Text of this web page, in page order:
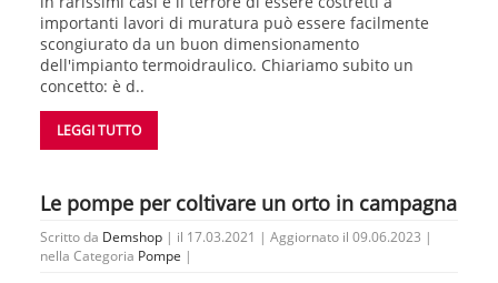
importanti lavori di muratura può essere facilmente
scongiurato da un buon dimensionamento
dell'impianto termoidraulico. Chiariamo subito un
concetto: è d..
LEGGI TUTTO
Le pompe per coltivare un orto in campagna
Scritto da Demshop | il 17.03.2021 | Aggiornato il 09.06.2023 |
nella Categoria Pompe |